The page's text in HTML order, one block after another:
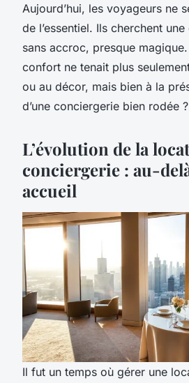
Aujourd’hui, les voyageurs ne
de l’essentiel. Ils cherchent
sans accroc, presque
confort ne tenait plus
ou au décor, mais bien à la
d’une conciergerie bien rodée ?
L’évolution de la
conciergerie : au-
accueil
Il fut un temps où gérer une